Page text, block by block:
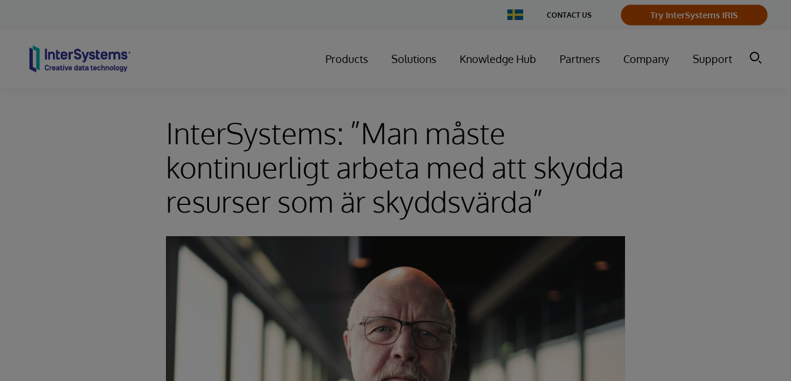
Change
Country
CONTACT US Try InterSystems IRIS
Products Solutions Knowledge Hub Partners Company Support
InterSystems: ”Man måste
kontinuerligt arbeta med att skydda
resurser som är skyddsvärda”